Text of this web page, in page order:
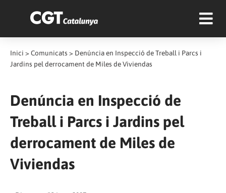
Inici > Comunicats > Denúncia en Inspecció de Treball i Parcs i
Jardins pel derrocament de Miles de Viviendas
Denúncia en Inspecció de
Treball i Parcs i Jardins pel
derrocament de Miles de
Viviendas